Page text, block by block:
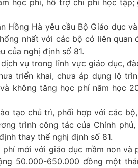
học phí, hỗ trợ chi phí học
Hồng Hà yêu cầu Bộ Giáo dục
nhất với các bộ có liên quan
của nghị định số 81.
vụ trong lĩnh vực giáo dục,
triển khai, chưa áp dụng lộ
không tăng học phí năm học
tạo chủ trì, phối hợp với các
trình công tác của Chính
thay thế nghị định số 81.
mới với giáo dục mầm non và
50.000-650.000 đồng một